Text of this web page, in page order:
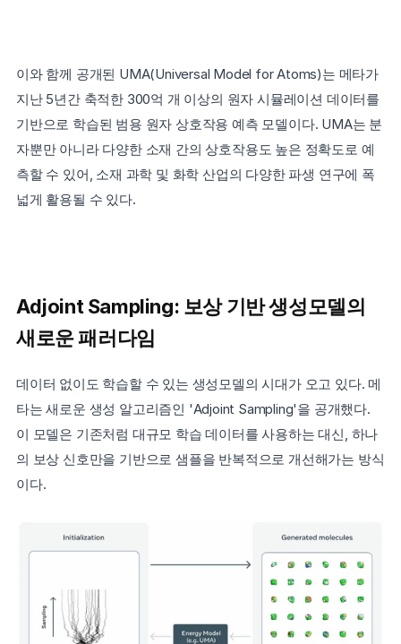
이와 함께 공개된 UMA(Universal Model for Atoms)는 메타가
지난 5년간 축적한 300억 개 이상의 원자 시뮬레이션 데이터를
기반으로 학습된 범용 원자 상호작용 예측 모델이다. UMA는 분
자뿐만 아니라 다양한 소재 간의 상호작용도 높은 정확도로 예
측할 수 있어, 소재 과학 및 화학 산업의 다양한 파생 연구에 폭
넓게 활용될 수 있다.
Adjoint Sampling: 보상 기반 생성모델의
새로운 패러다임
데이터 없이도 학습할 수 있는 생성모델의 시대가 오고 있다. 메
타는 새로운 생성 알고리즘인 'Adjoint Sampling'을 공개했다.
이 모델은 기존처럼 대규모 학습 데이터를 사용하는 대신, 하나
의 보상 신호만을 기반으로 샘플을 반복적으로 개선해가는 방식
이다.